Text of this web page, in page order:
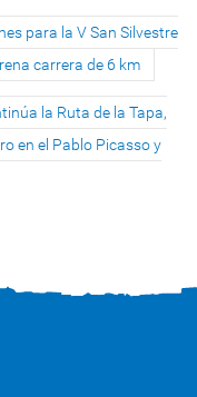
para la V San Silvestre
carrera de 6 km
la Ruta de la Tapa,
en el Pablo Picasso y